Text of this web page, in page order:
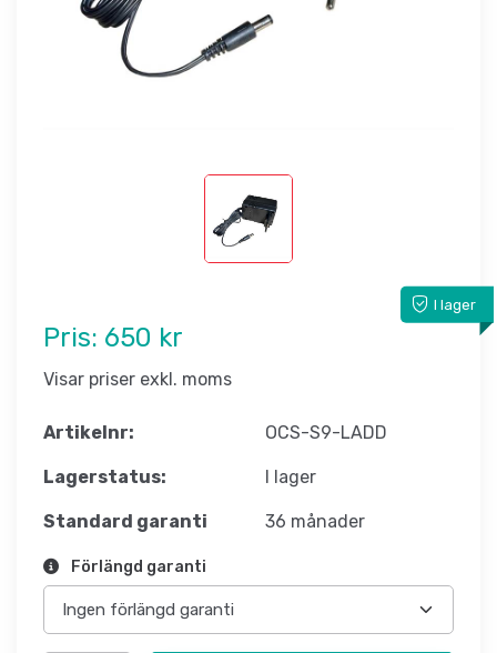
I lager
Pris: 650 kr
Visar priser exkl. moms
Artikelnr: OCS-S9-LADD
Lagerstatus: I lager
Standard garanti 36 månader
Förlängd garanti